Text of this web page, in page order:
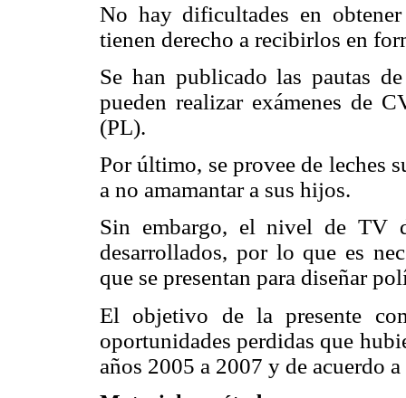
No hay dificultades en
tienen derecho a recibirlos en
Se han publicado las pautas
pueden realizar exámenes de
(PL).
Por último, se provee de leches
a no amamantar a sus hijos.
Sin embargo, el nivel de TV
desarrollados, por lo que es
que se presentan para diseñar
El objetivo de la presente
oportunidades perdidas que
años 2005 a 2007 y de acuerdo